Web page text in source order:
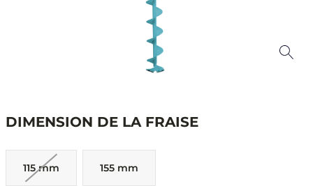
DIMENSION DE LA FRAISE
115 mm 155 mm